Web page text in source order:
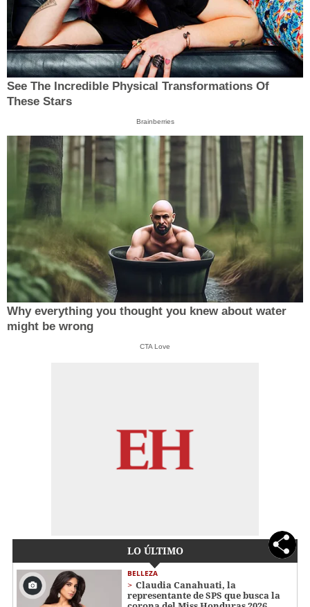
See The Incredible Physical Transformations Of
These Stars
Brainberries
Why everything you thought you knew about water
might be wrong
CTA Love
LO ÚLTIMO
BELLEZA
Claudia Canahuati, la
representante de SPS que busca la